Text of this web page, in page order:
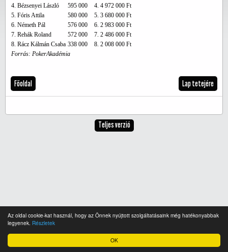
OK
Az oldal cookie-kat használ, hogy az Önnek nyújtott szolgáltatásaink még hatékonyabbak
legyenek. Részletek
4. Bézsenyei László
595 000
4. 4 972 000 Ft
5. Fóris Attila
580 000
5. 3 680 000 Ft
6. Németh Pál
576 000
6. 2 983 000 Ft
7. Rehák Roland
572 000
7. 2 486 000 Ft
8. Rácz Kálmán Csaba 338 000
8. 2 008 000 Ft
Forrás: PokerAkadémia
Főoldal Lap tetejére
Teljes verzió